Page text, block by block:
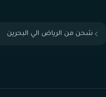
شحن من الرياض الي البحرين